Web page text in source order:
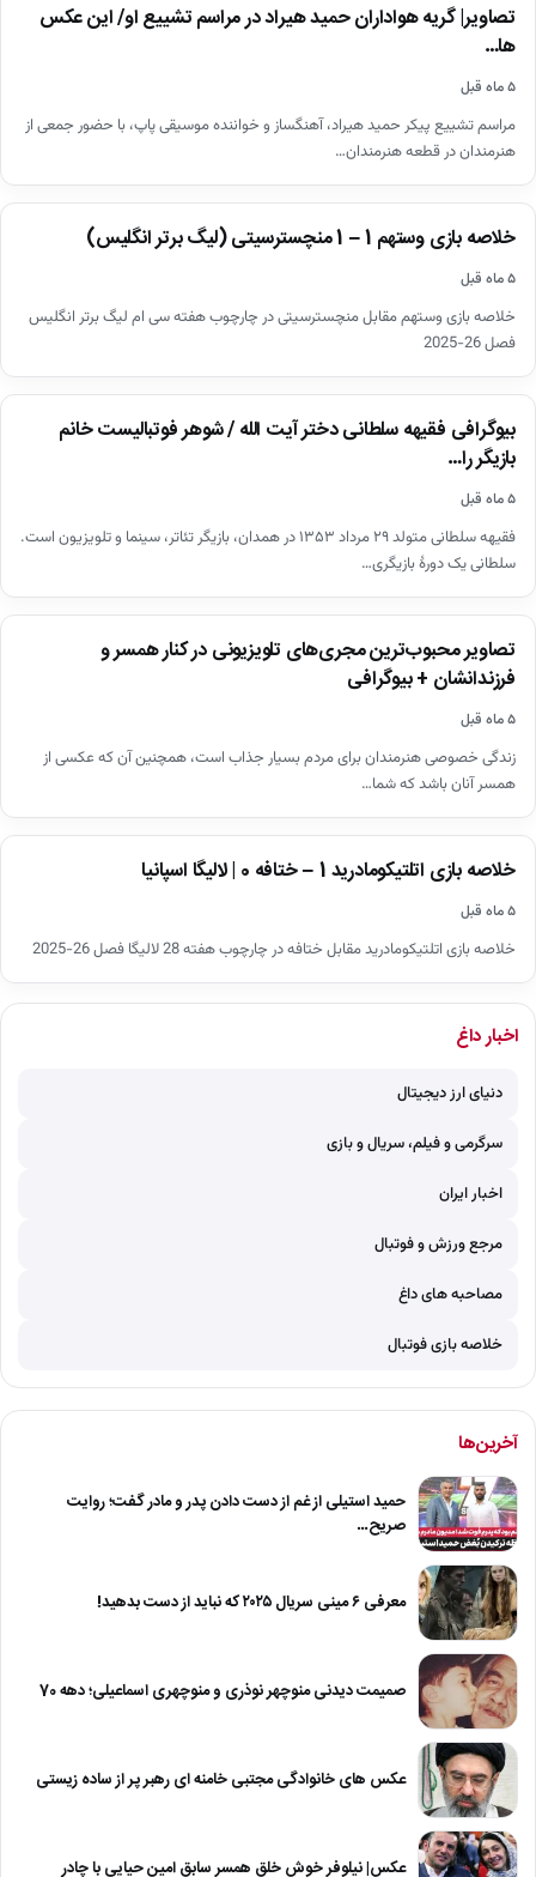
تصاویر| گریه هواداران حمید هیراد در مراسم تشییع او/ این عکس
ها…
۵ ماه قبل
مراسم تشییع پیکر حمید هیراد، آهنگساز و خواننده موسیقی پاپ، با حضور جمعی از
هنرمندان در قطعه هنرمندان…
خلاصه بازی وستهم 1 – 1 منچسترسیتی (لیگ برتر انگلیس)
۵ ماه قبل
خلاصه بازی وستهم مقابل منچسترسیتی در چارچوب هفته سی ام لیگ برتر انگلیس
فصل 26-2025
بیوگرافی فقیهه سلطانی دختر آیت الله / شوهر فوتبالیست خانم
بازیگر را…
۵ ماه قبل
فقیهه سلطانی متولد ۲۹ مرداد ۱۳۵۳ در همدان، بازیگر تئاتر، سینما و تلویزیون است.
سلطانی یک دورهٔ بازیگری…
تصاویر محبوب‌ترین مجری‌های تلویزیونی در کنار همسر و
فرزندانشان + بیوگرافی
۵ ماه قبل
زندگی خصوصی هنرمندان برای مردم بسیار جذاب است، همچنین آن که عکسی از
همسر آنان باشد که شما…
خلاصه بازی اتلتیکومادرید 1 – ختافه 0 | لالیگا اسپانیا
۵ ماه قبل
خلاصه بازی اتلتیکومادرید مقابل ختافه در چارچوب هفته 28 لالیگا فصل 26-2025
اخبار داغ
دنیای ارز دیجیتال
سرگرمی و فیلم، سریال و بازی
اخبار ایران
مرجع ورزش و فوتبال
مصاحبه های داغ
خلاصه بازی فوتبال
آخرین‌ها
حمید استیلی از غم از دست دادن پدر و مادر گفت؛ روایت
صریح…
معرفی ۶ مینی سریال ۲۰۲۵ که نباید از دست بدهید!
صمیمت دیدنی منوچهر نوذری و منوچهری اسماعیلی؛ دهه 70
عکس های خانوادگی مجتبی خامنه ای رهبر پر از ساده زیستی
عکس| نیلوفر خوش خلق همسر سابق امین حیایی با چادر